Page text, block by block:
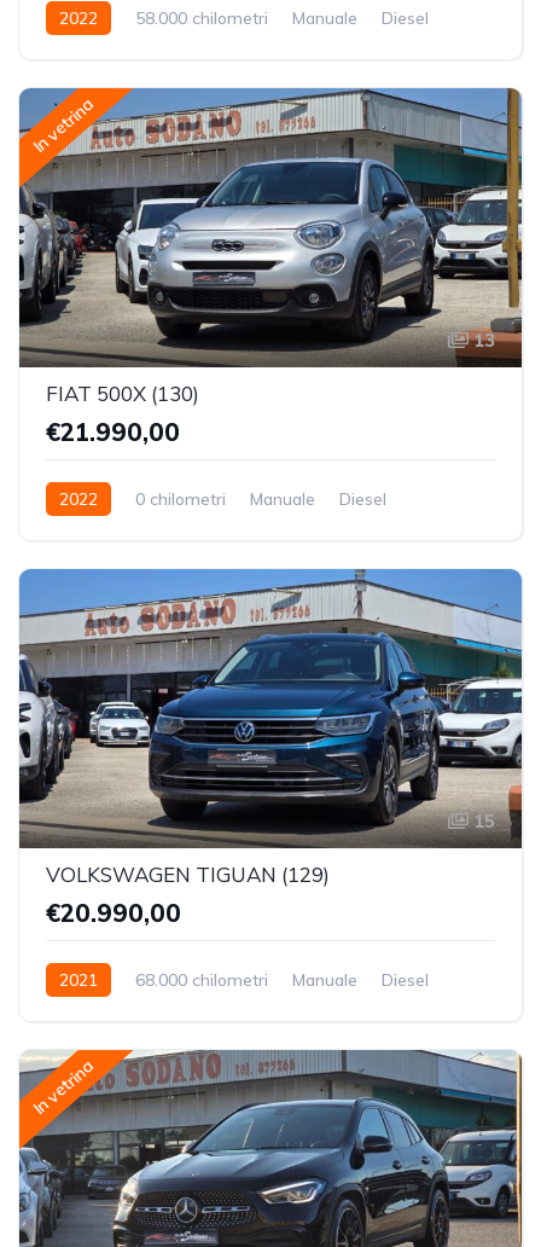
2022 58.000 chilometri Manuale
Diesel
In vetrina
13
FIAT 500X (130)
€21.990,00
2022 0 chilometri Manuale
Diesel
15
VOLKSWAGEN TIGUAN (129)
€20.990,00
2021 68.000 chilometri Manuale
Diesel
In vetrina